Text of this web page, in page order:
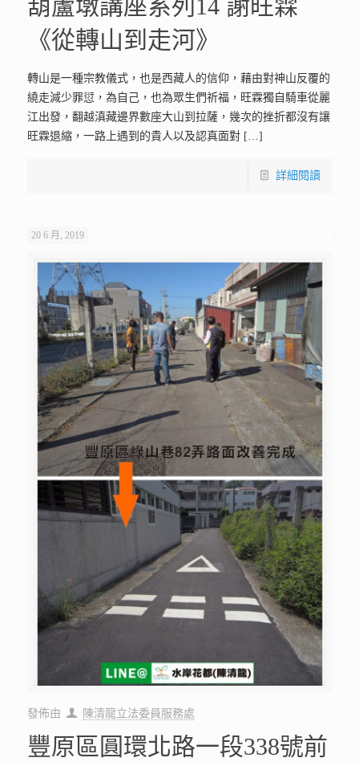
葫蘆墩講座系列14 謝旺霖
《從轉山到走河》
轉山是一種宗教儀式，也是西藏人的信仰，藉由對神山反覆的
繞走減少罪愆，為自己，也為眾生們祈福，旺霖獨自騎車從麗
江出發，翻越滇藏邊界數座大山到拉薩，幾次的挫折都沒有讓
旺霖退縮，一路上遇到的貴人以及認真面對[…]
詳細閱讀
20 6 月, 2019
發佈由 陳清龍立法委員服務處
豐原區圓環北路一段338號前